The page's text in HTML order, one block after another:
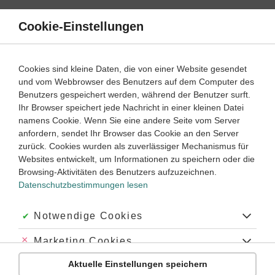
Direkt
Inhalt
Chemie 5. Klasse ‐ Abitur
IUPAC
Abk. für International Union of Pure and Applied Chemistry
(Internationale Union für Reine und Angewandte Chemie):
Eine Organisation, welche die internationale Zusammenarbeit
auf allen Gebieten der Chemie fördert, unter anderem durch
chemische Verbindungen.
Cookie-Einstellungen
Cookies sind kleine Daten, die von einer Website gesendet
und vom Webbrowser des Benutzers auf dem Computer des
Benutzers gespeichert werden, während der Benutzer surft.
Ihr Browser speichert jede Nachricht in einer kleinen Datei
namens Cookie. Wenn Sie eine andere Seite vom Server
anfordern, sendet Ihr Browser das Cookie an den Server
zurück. Cookies wurden als zuverlässiger Mechanismus für
Websites entwickelt, um Informationen zu speichern oder die
Browsing-Aktivitäten des Benutzers aufzuzeichnen.
Datenschutzbestimmungen lesen
Akzeptiert:
Notwendige Cookies
Abgelehnt:
Marketing Cookies
Abgelehnt:
Personalisierungs-Cookies
Aktuelle Einstellungen speichern